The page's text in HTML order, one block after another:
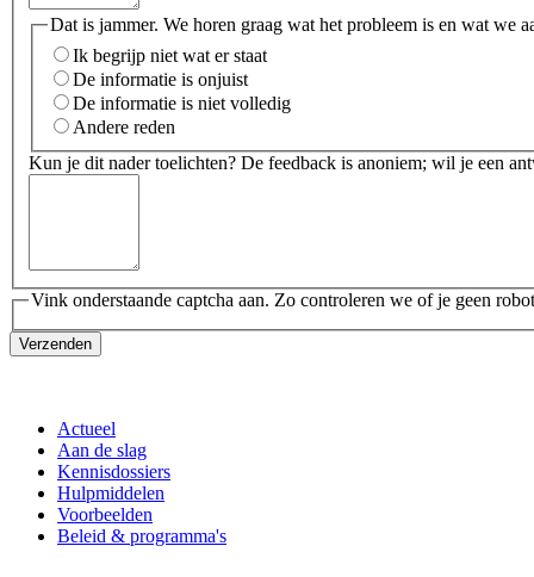
Dat is jammer. We horen graag wat het probleem is en wat we
Ik begrijp niet wat er staat
De informatie is onjuist
De informatie is niet volledig
Andere reden
Kun je dit nader toelichten? De feedback is anoniem; wil je een
Vink onderstaande captcha aan. Zo controleren we of je geen
Verzenden
Actueel
Aan de slag
Kennisdossiers
Hulpmiddelen
Voorbeelden
Beleid & programma's